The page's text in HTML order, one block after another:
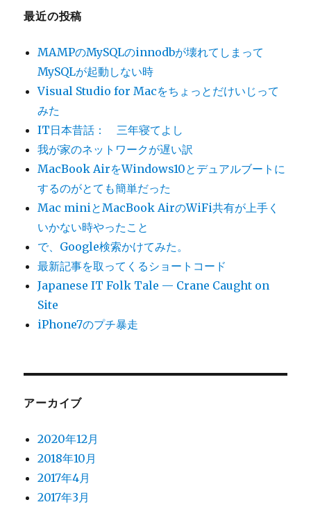
最近の投稿
MAMPのMySQLのinnodbが壊れてしまって
MySQLが起動しない時
Visual Studio for Macをちょっとだけいじって
みた
IT日本昔話： 三年寝てよし
我が家のネットワークが遅い訳
MacBook AirをWindows10とデュアルブートに
するのがとても簡単だった
Mac miniとMacBook AirのWiFi共有が上手く
いかない時やったこと
で、Google検索かけてみた。
最新記事を取ってくるショートコード
Japanese IT Folk Tale — Crane Caught on
Site
iPhone7のプチ暴走
アーカイブ
2020年12月
2018年10月
2017年4月
2017年3月